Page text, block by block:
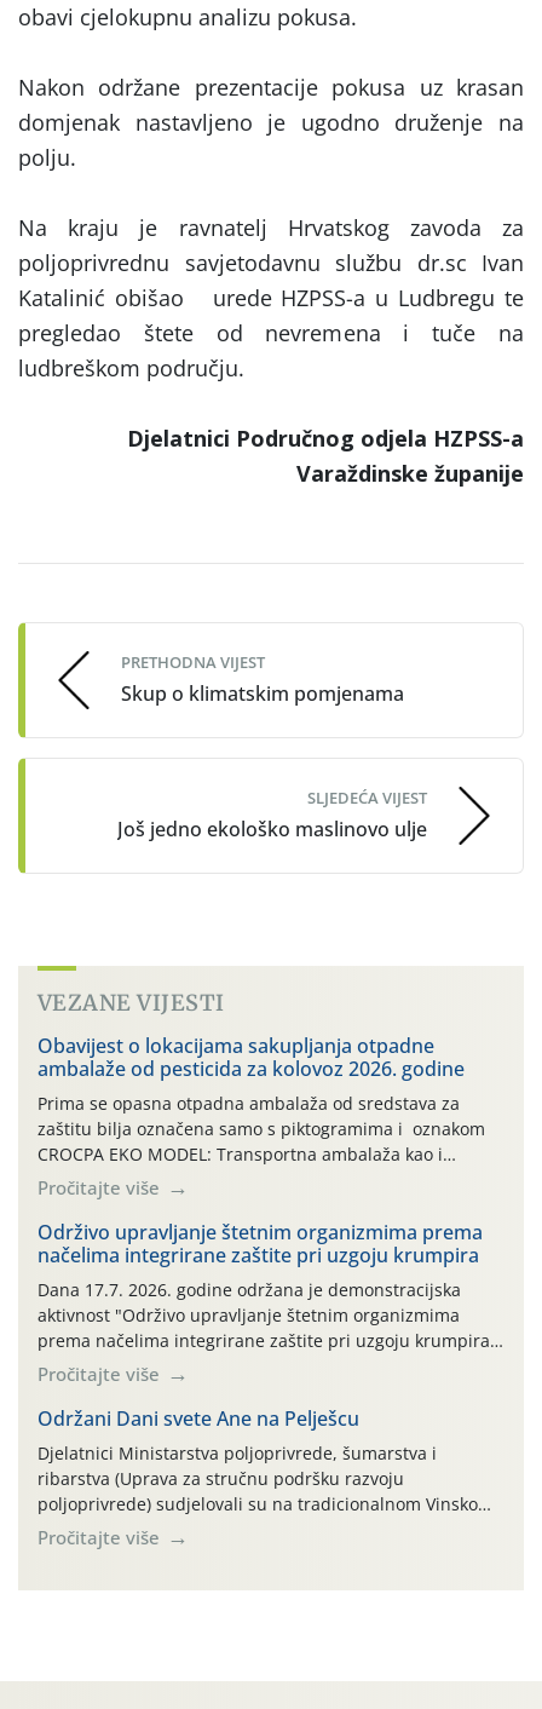
obavi cjelokupnu analizu pokusa.
Nakon održane prezentacije pokusa uz krasan
domjenak nastavljeno je ugodno druženje na
polju.
Na kraju je ravnatelj Hrvatskog zavoda za
poljoprivrednu savjetodavnu službu dr.sc Ivan
Katalinić obišao urede HZPSS-a u Ludbregu te
pregledao štete od nevremena i tuče na
ludbreškom području.
Djelatnici Područnog odjela HZPSS-a
Varaždinske županije
navigation
PRETHODNA VIJEST
Skup o klimatskim pomjenama
SLJEDEĆA VIJEST
Još jedno ekološko maslinovo ulje
VEZANE VIJESTI
Obavijest o lokacijama sakupljanja otpadne
ambalaže od pesticida za kolovoz 2026. godine
Prima se opasna otpadna ambalaža od sredstava za
zaštitu bilja označena samo s piktogramima i oznakom
CROCPA EKO MODEL: Transportna ambalaža kao i
ambalaža drugih proizvoda koji nisu sredstva za zaštitu
bilja (npr. ambalaža od mineralnih gnojiva,) se ne
prihvaća. Korisnicima je osiguran besplatni povrat
prazne ambalaže isključivo ovih tvrtki: AGROCHEM-MAKS,
AGRONOM, ALBAUGH TKI* (PINUS […]
Pročitajte više
Održivo upravljanje štetnim organizmima prema
načelima integrirane zaštite pri uzgoju krumpira
Dana 17.7. 2026. godine održana je demonstracijska
aktivnost "Održivo upravljanje štetnim organizmima
prema načelima integrirane zaštite pri uzgoju krumpira"
na pokusnom polju "Poredje", kraj naselja Belica (ARKOD
parcela ID 2445031) (središnji dio Međimurske županije).
Pročitajte više
Održani Dani svete Ane na Pelješcu
Djelatnici Ministarstva poljoprivrede, šumarstva i
ribarstva (Uprava za stručnu podršku razvoju
poljoprivrede) sudjelovali su na tradicionalnom Vinskom
forumu, održanom 24.07.2026. godine u Domu vinarske
tradicije u Putnikovićima na poluotoku Pelješcu, u
Pročitajte više